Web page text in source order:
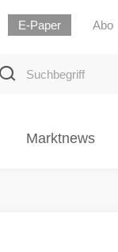
E-Paper Abo
Marktnews